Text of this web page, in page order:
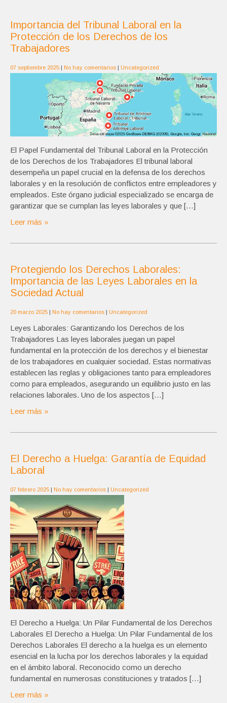
Importancia del Tribunal Laboral en la
Protección de los Derechos de los
Trabajadores
07 septiembre 2025 | No hay comentarios | Uncategorized
El Papel Fundamental del Tribunal Laboral en la Protección
de los Derechos de los Trabajadores El tribunal laboral
desempeña un papel crucial en la defensa de los derechos
laborales y en la resolución de conflictos entre empleadores y
empleados. Este órgano judicial especializado se encarga de
garantizar que se cumplan las leyes laborales y que […]
Leer más »
Protegiendo los Derechos Laborales:
Importancia de las Leyes Laborales en la
Sociedad Actual
20 marzo 2025 | No hay comentarios | Uncategorized
Leyes Laborales: Garantizando los Derechos de los
Trabajadores Las leyes laborales juegan un papel
fundamental en la protección de los derechos y el bienestar
de los trabajadores en cualquier sociedad. Estas normativas
establecen las reglas y obligaciones tanto para empleadores
como para empleados, asegurando un equilibrio justo en las
relaciones laborales. Uno de los aspectos […]
Leer más »
El Derecho a Huelga: Garantía de Equidad
Laboral
07 febrero 2025 | No hay comentarios | Uncategorized
El Derecho a Huelga: Un Pilar Fundamental de los Derechos
Laborales El Derecho a Huelga: Un Pilar Fundamental de los
Derechos Laborales El derecho a la huelga es un elemento
esencial en la lucha por los derechos laborales y la equidad
en el ámbito laboral. Reconocido como un derecho
fundamental en numerosas constituciones y tratados […]
Leer más »